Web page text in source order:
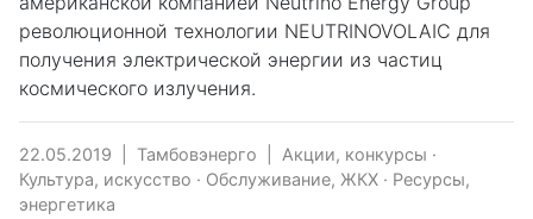
революционной технологии NEUTRINOVOLAIC для
получения электрической энергии из частиц
космического излучения.
22.05.2019 Тамбовэнерго Акции, конкурсы ·
Культура, искусство · Обслуживание, ЖКХ · Ресурсы,
энергетика